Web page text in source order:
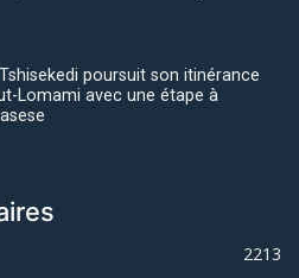
Tshisekedi poursuit son itinérance
Lomami avec une étape à
2213